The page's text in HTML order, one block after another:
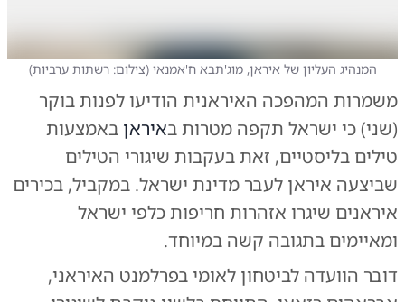
המנהיג העליון של איראן, מוג'תבא ח'אמנאי (צילום: רשתות ערביות)
משמרות המהפכה האיראנית הודיעו לפנות בוקר
(שני) כי ישראל תקפה מטרות באיראן באמצעות
טילים בליסטיים, זאת בעקבות שיגורי הטילים
שביצעה איראן לעבר מדינת ישראל. במקביל, בכירים
איראנים שיגרו אזהרות חריפות כלפי ישראל
ומאיימים בתגובה קשה במיוחד.
דובר הוועדה לביטחון לאומי בפרלמנט האיראני,